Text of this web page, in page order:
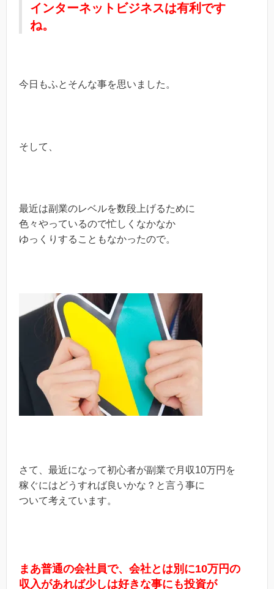
インターネットビジネスは有利です
ね。
今日もふとそんな事を思いました。
そして、
最近は副業のレベルを数段上げるために
色々やっているので忙しくなかなか
ゆっくりすることもなかったので。
さて、最近になって初心者が副業で月収10万円を
稼ぐにはどうすれば良いかな？と言う事に
ついて考えています。
まあ普通の会社員で、会社とは別に10万円の
収入があれば少しは好きな事にも投資が